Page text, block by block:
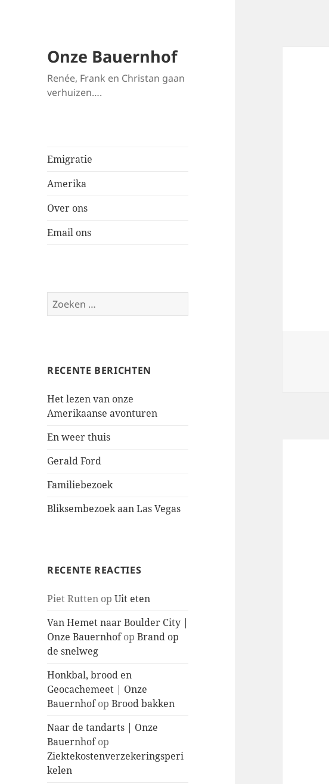
Onze Bauernhof
Renée, Frank en Christan gaan
verhuizen….
Emigratie
Amerika
Over ons
Email ons
Zoeken
naar:
RECENTE BERICHTEN
Het lezen van onze
Amerikaanse avonturen
En weer thuis
Gerald Ford
Familiebezoek
Bliksembezoek aan Las Vegas
RECENTE REACTIES
Piet Rutten opUit eten
Van Hemet naar Boulder City |
Onze BauernhofopBrand op
de snelweg
Honkbal, brood en
Geocachemeet | Onze
BauernhofopBrood bakken
Naar de tandarts | Onze
Bauernhofop
Ziektekostenverzekeringsperi
kelen